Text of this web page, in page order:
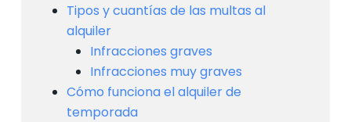
Tipos y cuantías de las multas al
alquiler
Infracciones graves
Infracciones muy graves
Cómo funciona el alquiler de
temporada